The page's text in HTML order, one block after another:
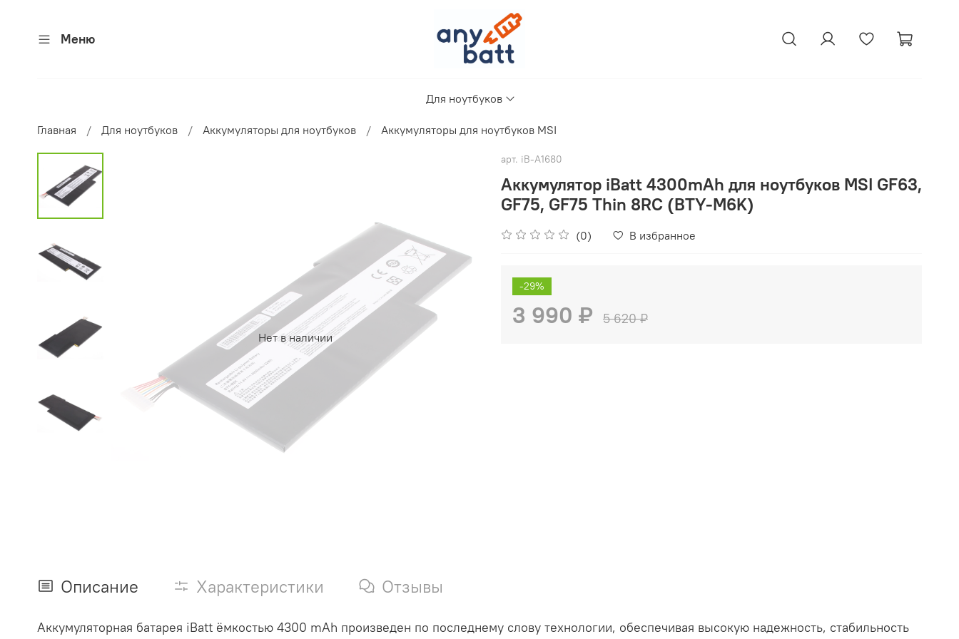
Меню
Для ноутбуков
Главная Для ноутбуков Аккумуляторы для ноутбуков Аккумуляторы для ноутбуков MSI
Нет в наличии
арт. iB-A1680
Аккумулятор iBatt 4300mAh для ноутбуков MSI GF63,
GF75, GF75 Thin 8RC (BTY-M6K)
(0) В избранное
-29%
3 990 ₽ 5 620 ₽
Описание Характеристики Отзывы
Аккумуляторная батарея iBatt ёмкостью 4300 mAh произведен по последнему слову технологии, обеспечивая высокую надежность, стабильность